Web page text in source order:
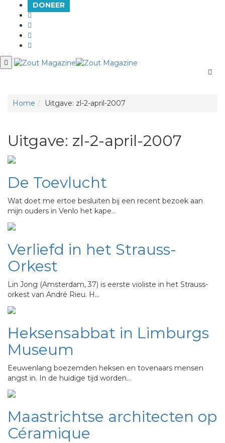
DONEER
Home Uitgave: zl-2-april-2007
Uitgave: zl-2-april-2007
De Toevlucht
Wat doet me ertoe besluiten bij een recent bezoek aan
mijn ouders in Venlo het kape…
Verliefd in het Strauss-
Orkest
Lin Jong (Amsterdam, 37) is eerste violiste in het Strauss-
orkest van André Rieu. H…
Heksensabbat in Limburgs
Museum
Eeuwenlang boezemden heksen en tovenaars mensen
angst in. In de huidige tijd worden…
Maastrichtse architecten op
Céramique